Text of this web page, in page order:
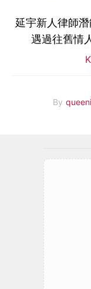
延宇新人律師
遇過往舊情
By